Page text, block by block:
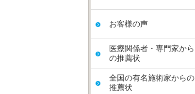
お客様の声
医療関係者・専門家から
の推薦状
全国の有名施術家からの
推薦状